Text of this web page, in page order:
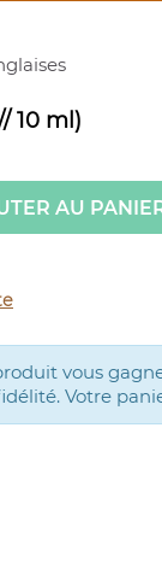
10 ml)
AU
vous
Votre